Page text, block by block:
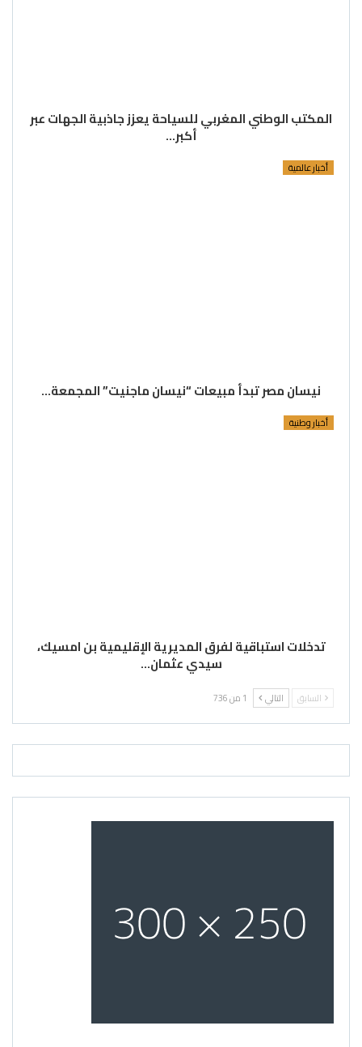
المكتب الوطني المغربي للسياحة يعزز جاذبية الجهات عبر
أكبر…
أخبار عالمية
نيسان مصر تبدأ مبيعات “نيسان ماجنيت” المجمعة…
أخبار وطنية
تدخلات استباقية لفرق المديرية الإقليمية بن امسيك،
سيدي عثمان…
السابق التالي 1 من 736